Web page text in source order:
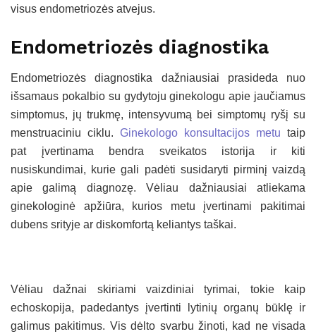
visus endometriozės atvejus.
Endometriozės diagnostika
Endometriozės diagnostika dažniausiai prasideda nuo
išsamaus pokalbio su gydytoju ginekologu apie jaučiamus
simptomus, jų trukmę, intensyvumą bei simptomų ryšį su
menstruaciniu ciklu. Ginekologo konsultacijos metu taip
pat įvertinama bendra sveikatos istorija ir kiti
nusiskundimai, kurie gali padėti susidaryti pirminį vaizdą
apie galimą diagnozę. Vėliau dažniausiai atliekama
ginekologinė apžiūra, kurios metu įvertinami pakitimai
dubens srityje ar diskomfortą keliantys taškai.
Vėliau dažnai skiriami vaizdiniai tyrimai, tokie kaip
echoskopija, padedantys įvertinti lytinių organų būklę ir
galimus pakitimus. Vis dėlto svarbu žinoti, kad ne visada